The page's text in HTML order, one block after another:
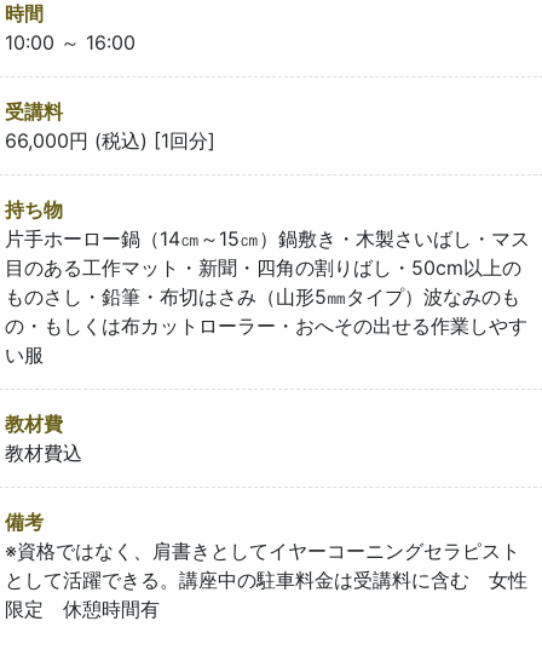
時間
10:00 ～ 16:00
受講料
66,000円 (税込) [1回分]
持ち物
片手ホーロー鍋（14㎝～15㎝）鍋敷き・木製さいばし・マス
目のある工作マット・新聞・四角の割りばし・50cm以上の
ものさし・鉛筆・布切はさみ（山形5㎜タイプ）波なみのも
の・もしくは布カットローラー・おへその出せる作業しやす
い服
教材費
教材費込
備考
※資格ではなく、肩書きとしてイヤーコーニングセラピスト
として活躍できる。講座中の駐車料金は受講料に含む 女性
限定 休憩時間有